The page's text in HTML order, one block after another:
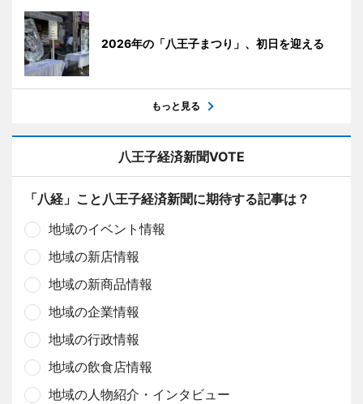
2026年の「八王子まつり」、初日を迎える
もっと見る
八王子経済新聞VOTE
「八経」こと八王子経済新聞に期待する記事は？
地域のイベント情報
地域の新店情報
地域の新商品情報
地域の企業情報
地域の行政情報
地域の飲食店情報
地域の人物紹介・インタビュー